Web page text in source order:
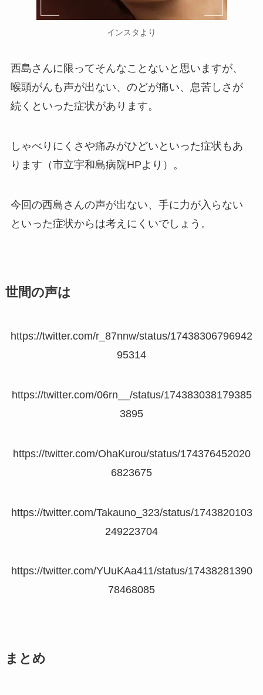
インスタより
西島さんに限ってそんなことないと思いますが、
喉頭がんも声が出ない、のどが痛い、息苦しさが
続くといった症状があります。
しゃべりにくさや痛みがひどいといった症状もあ
ります（市立宇和島病院HPより）。
今回の西島さんの声が出ない、手に力が入らない
といった症状からは考えにくいでしょう。
世間の声は
https://twitter.com/r_87nnw/status/17438306796942
95314
https://twitter.com/06rn__/status/174383038179385
3895
https://twitter.com/OhaKurou/status/174376452020
6823675
https://twitter.com/Takauno_323/status/1743820103
249223704
https://twitter.com/YUuKAa411/status/17438281390
78468085
まとめ